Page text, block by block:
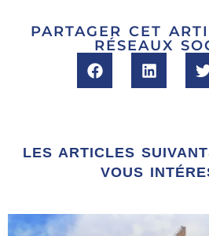
PARTAGER CET
RÉSEAUX
LES ARTICLES
VOUS